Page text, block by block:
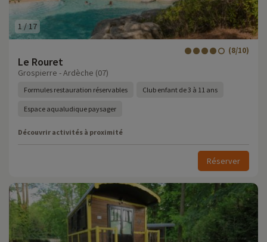
1 /17
Le Rouret
(8/10)
Grospierre - Ardèche (07)
Formules restauration réservables Club enfant de 3 à 11 ans
Espace aqualudique paysager
Découvrir activités à proximité
Réserver